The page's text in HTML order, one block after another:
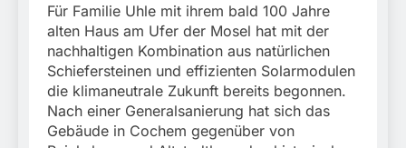
Für Familie Uhle mit ihrem bald 100 Jahre
alten Haus am Ufer der Mosel hat mit der
nachhaltigen Kombination aus natürlichen
Schiefersteinen und effizienten Solarmodulen
die klimaneutrale Zukunft bereits begonnen.
Nach einer Generalsanierung hat sich das
Gebäude in Cochem gegenüber von